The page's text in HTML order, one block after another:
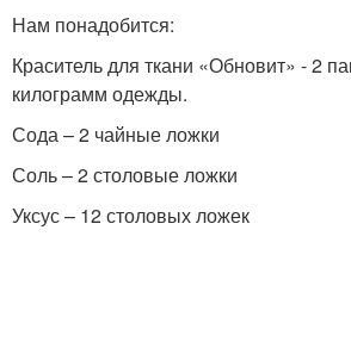
Нам понадобится:
Краситель для ткани «Обновит» - 2
килограмм одежды.
Сода – 2 чайные ложки
Соль – 2 столовые ложки
Уксус – 12 столовых ложек